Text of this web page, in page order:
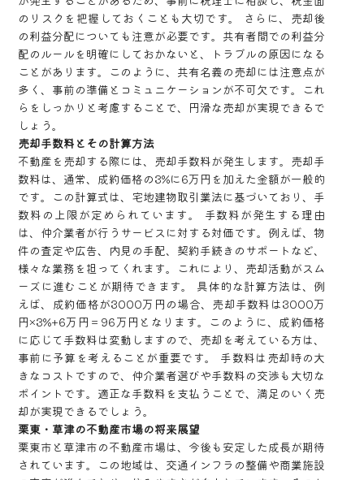
のリスクを把握しておくことも大切です。 さらに、売却後
の利益分配についても注意が必要です。共有者間での利益分
配のルールを明確にしておかないと、トラブルの原因になる
ことがあります。このように、共有名義の売却には注意点が
多く、事前の準備とコミュニケーションが不可欠です。これ
らをしっかりと考慮することで、円滑な売却が実現できるで
しょう。
売却手数料とその計算方法
不動産を売却する際には、売却手数料が発生します。売却手
数料は、通常、成約価格の3%に6万円を加えた金額が一般的
です。この計算式は、宅地建物取引業法に基づいており、手
数料の上限が定められています。 手数料が発生する理由
は、仲介業者が行うサービスに対する対価です。例えば、物
件の査定や広告、内見の手配、契約手続きのサポートなど、
様々な業務を担ってくれます。これにより、売却活動がスム
ーズに進むことが期待できます。 具体的な計算方法は、例
えば、成約価格が3000万円の場合、売却手数料は3000万
円×3%+6万円＝96万円となります。このように、成約価格
に応じて手数料は変動しますので、売却を考えている方は、
事前に予算を考えることが重要です。 手数料は売却時の大
きなコストですので、仲介業者選びや手数料の交渉も大切な
ポイントです。適正な手数料を支払うことで、満足のいく売
却が実現できるでしょう。
栗東・草津の不動産市場の将来展望
栗東市と草津市の不動産市場は、今後も安定した成長が期待
されています。この地域は、交通インフラの整備や商業施設